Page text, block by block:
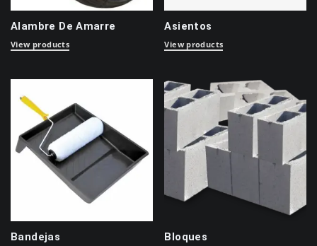
Alambre De Amarre
View products
Asientos
View products
Bandejas Bloques